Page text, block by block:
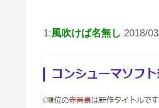
1:風吹けば名無し 2018/